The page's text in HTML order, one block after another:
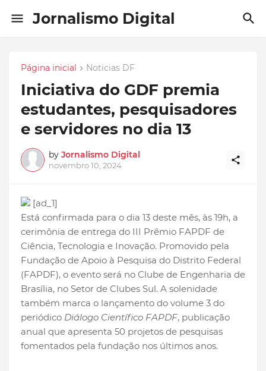
Jornalismo Digital
Página inicial Noticias DF
Iniciativa do GDF premia
estudantes, pesquisadores
e servidores no dia 13
by Jornalismo Digital
novembro 10, 2024
[ad_1]
Está confirmada para o dia 13 deste mês, às 19h, a
cerimônia de entrega do III Prêmio FAPDF de
Ciência, Tecnologia e Inovação. Promovido pela
Fundação de Apoio à Pesquisa do Distrito Federal
(FAPDF), o evento será no Clube de Engenharia de
Brasília, no Setor de Clubes Sul. A solenidade
também marca o lançamento do volume 3 do
periódico Diálogo Científico FAPDF, publicação
anual que apresenta 50 projetos de pesquisas
fomentados pela fundação nos últimos anos.